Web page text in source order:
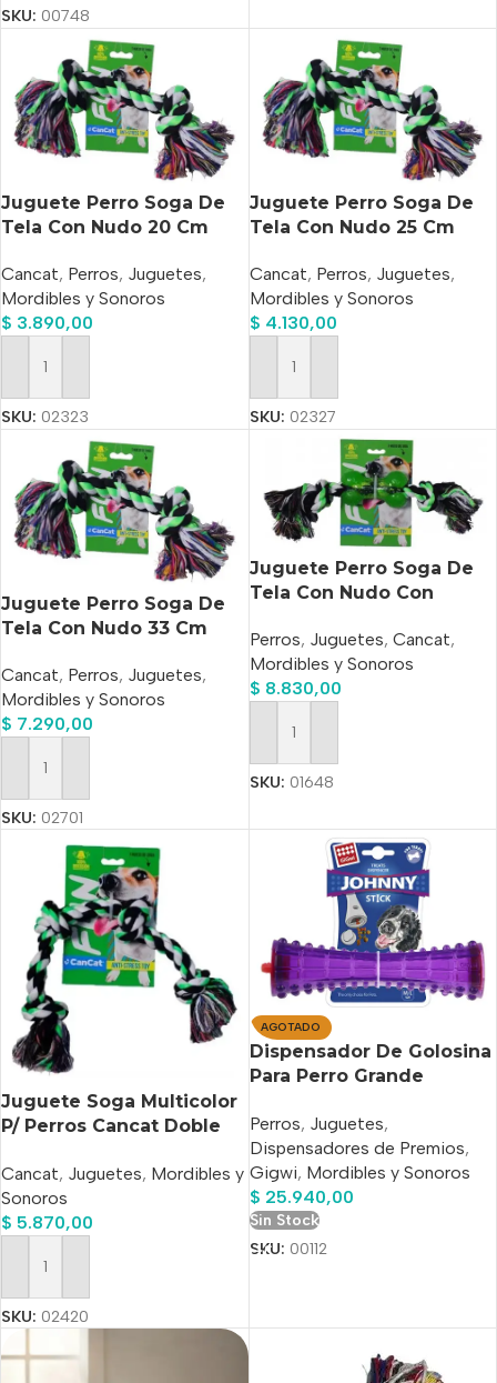
SKU: 00748
Juguete Perro Soga De
Tela Con Nudo 20 Cm
Cancat, Perros, Juguetes,
Mordibles y Sonoros
$ 3.890,00
Añadir Al Carrito
SKU: 02323
Juguete Perro Soga De
Tela Con Nudo 25 Cm
Cancat, Perros, Juguetes,
Mordibles y Sonoros
$ 4.130,00
Añadir Al Carrito
SKU: 02327
Juguete Perro Soga De
Tela Con Nudo 33 Cm
Cancat, Perros, Juguetes,
Mordibles y Sonoros
$ 7.290,00
Añadir Al Carrito
SKU: 02701
Juguete Perro Soga De
Tela Con Nudo Con
Perros, Juguetes, Cancat,
Mordibles y Sonoros
$ 8.830,00
Añadir Al Carrito
SKU: 01648
Juguete Soga Multicolor
P/ Perros Cancat Doble
Cancat, Juguetes, Mordibles y
Sonoros
$ 5.870,00
Añadir Al Carrito
SKU: 02420
AGOTADO
Dispensador De Golosina
Para Perro Grande
Morado
Perros, Juguetes,
Dispensadores de Premios,
Gigwi, Mordibles y Sonoros
$ 25.940,00
Sin Stock
SKU: 00112